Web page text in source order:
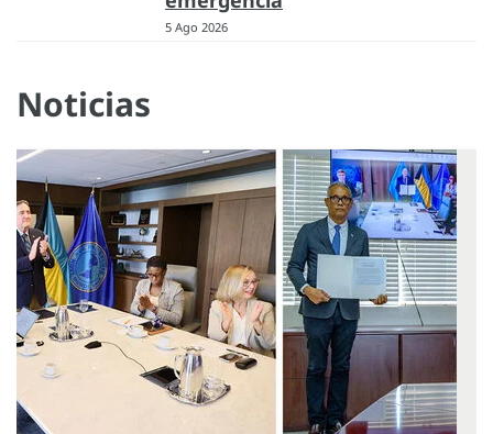
5 Ago 2026
Noticias